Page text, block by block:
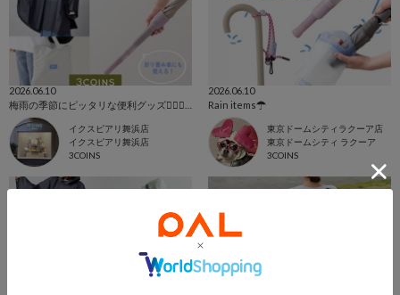
2026.06.10
イクスピアリ舞浜店
イクスピアリ舞浜店
3COINS
2026.06.10
Rain items☂
東京ドームシティラクーア店
東京ドームシティ ラクーア
3COINS